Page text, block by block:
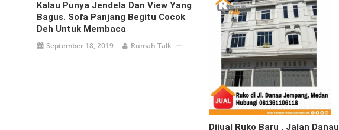
Kalau Punya Jendela Dan View Yang
Bagus. Sofa Panjang Begitu Cocok
Deh Untuk Membaca
September 18, 2019 Rumah Talk
Dijual Ruko Baru , Jalan Danau